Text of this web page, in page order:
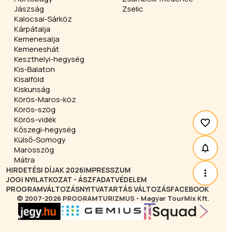
Jászság
Kalocsai-Sárköz
Kárpátalja
Kemenesalja
Kemeneshát
Keszthelyi-hegység
Kis-Balaton
Kisalföld
Kiskunság
Körös-Maros-köz
Körös-szög
Körös-vidék
Kőszegi-hegység
Külső-Somogy
Marosszög
Mátra
Zselic
HIRDETÉSI DÍJAK 2026IMPRESSZUM
JOGI NYILATKOZAT - ÁSZFADATVÉDELEM
PROGRAMVÁLTOZÁSNYITVATARTÁS VÁLTOZÁSFACEBOOK
© 2007-2026 PROGRAMTURIZMUS - Magyar TourMix Kft.